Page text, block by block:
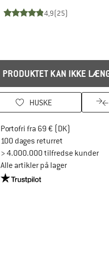
4,9(25)
PRODUKTET KAN IKKE
HUSKE
Portofri fra 69 € (DK)
100 dages returretGå til
> 4.000.000 tilfredse kunder
Alle artikler på lager
Vi er Trustpilot-